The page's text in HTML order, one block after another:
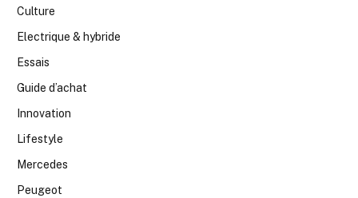
Culture
Electrique & hybride
Essais
Guide d’achat
Innovation
Lifestyle
Mercedes
Peugeot